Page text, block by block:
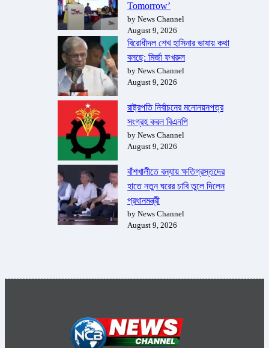
Tomorrow’
by News Channel
August 9, 2026
বিরোধীদল শেখ হাসিনার ভাষায় কথা
বলছে: মির্জা ফখরুল
by News Channel
August 9, 2026
রাষ্ট্রপতি নির্বাচনের মনোনয়নপত্র
সংগ্রহ করল বিএনপি
by News Channel
August 9, 2026
বাঁশখালীতে বন্যায় ক্ষতিগ্রস্তদের
হাতে নতুন ঘরের চাবি তুলে দিলেন
প্রধানমন্ত্রী
by News Channel
August 9, 2026